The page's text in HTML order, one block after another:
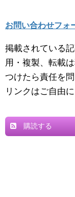
お問い合わせフォ
掲載されている
用・複製、転載
つけたら責任を問
リンクはご自由に
購読する